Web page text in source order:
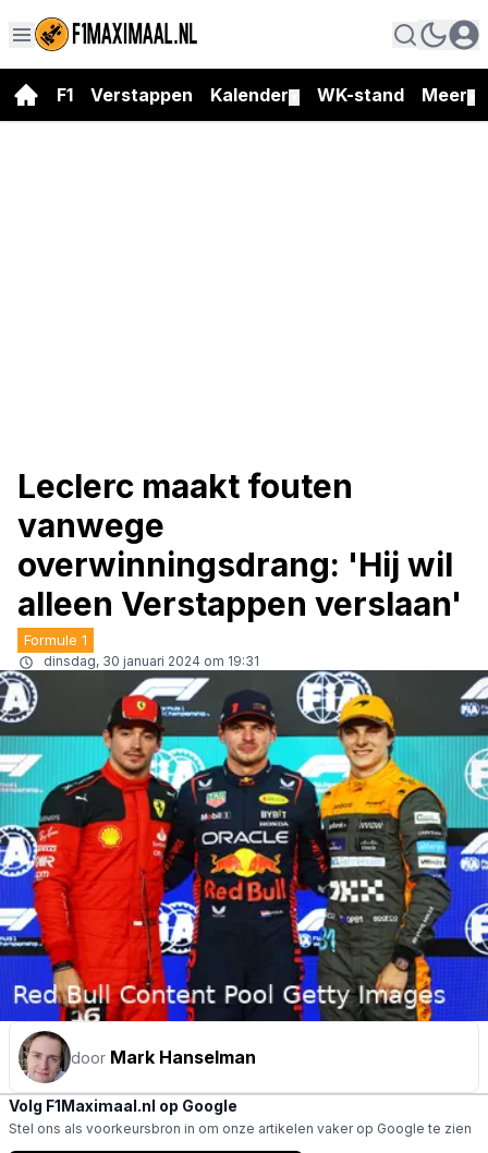
F1 Verstappen Kalender WK-stand Meer
Leclerc maakt fouten
vanwege
overwinningsdrang: 'Hij wil
alleen Verstappen verslaan'
Formule 1
dinsdag, 30 januari 2024 om 19:31
door Mark Hanselman
Volg F1Maximaal.nl op Google
Stel ons als voorkeursbron in om onze artikelen vaker op Google te zien